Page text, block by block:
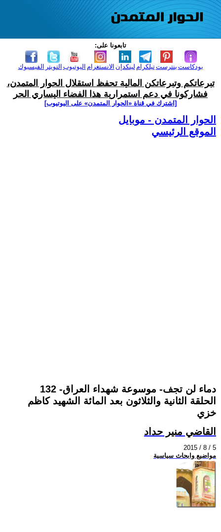
تابعونا على:
الفيسبوك التويتر اليوتيوب الانستغرام لينكدإن تيلكرامبنترست بودكاست
تبرعاتكم وتبرعاتكن المالية تحفظ استقلال الحوار المتمدن،
فشاركونا في دعم استمرارية هذا الفضاء اليساري الحر
[اشترك في قناة ‫«الحوار المتمدن» على اليوتيوب]
الحوار المتمدن - موبايل
الموقع الرئيسي
132 -دماء لن تجف- موسوعة شهداء العراق
الحلقة الثانية والثلاثون بعد المائة الشهيد كاظم
خزي
القاضي منير حداد
2015 / 8 / 5
مواضيع وابحاث سياسية